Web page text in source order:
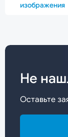
изображения
Не
Оставьте